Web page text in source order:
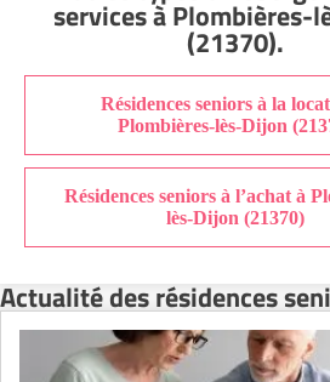
servicesà Plombières-
(21370).
Résidences seniors à la
Plombières-lès-Dijon
Résidences seniors à l’achat à
lès-Dijon (21370)
Actualité des résidences